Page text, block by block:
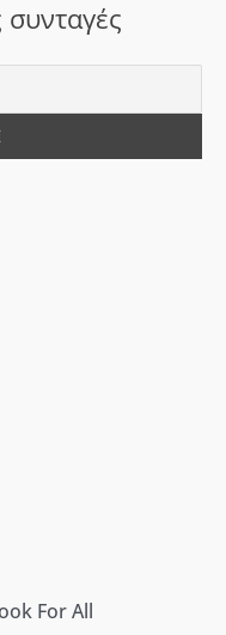
συνταγές
For All